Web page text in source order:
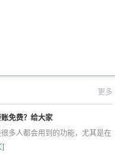
更多
免费？给大家
多人都会用到的功能，尤其是在
]